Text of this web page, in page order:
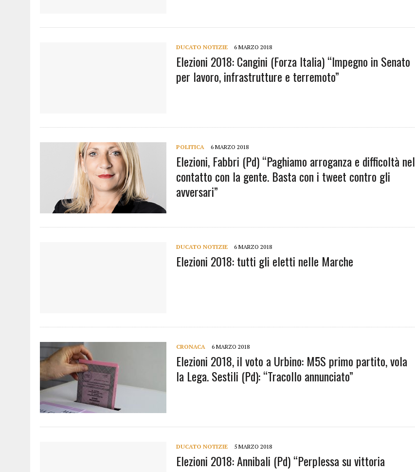
DUCATO NOTIZIE 6 MARZO 2018
Elezioni 2018: Cangini (Forza Italia) “Impegno in Senato
per lavoro, infrastrutture e terremoto”
POLITICA 6 MARZO 2018
Elezioni, Fabbri (Pd) “Paghiamo arroganza e difficoltà nel
contatto con la gente. Basta con i tweet contro gli
avversari”
DUCATO NOTIZIE 6 MARZO 2018
Elezioni 2018: tutti gli eletti nelle Marche
CRONACA 6 MARZO 2018
Elezioni 2018, il voto a Urbino: M5S primo partito, vola
la Lega. Sestili (Pd): “Tracollo annunciato”
DUCATO NOTIZIE 5 MARZO 2018
Elezioni 2018: Annibali (Pd) “Perplessa su vittoria